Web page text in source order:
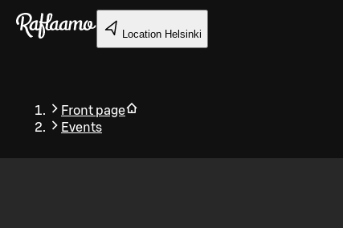
Skip to main content
Location Helsinki
Front page
Events
Back